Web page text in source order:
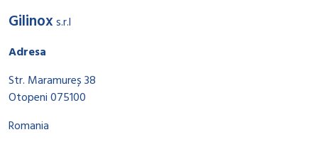
Gilinoxs.r.l
Adresa
Str. Maramureș 38
Otopeni 075100
Romania